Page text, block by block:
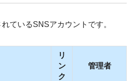
ているSNSアカウントです。
リ
ン
ク
管理者